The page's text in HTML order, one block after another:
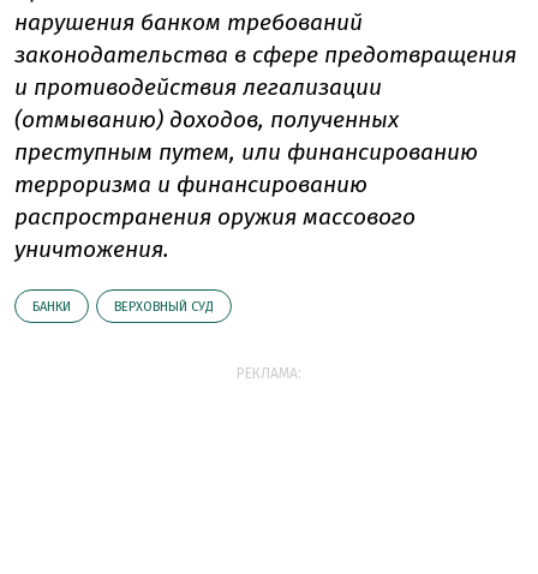
нарушения банком требований
законодательства в сфере предотвращения
и противодействия легализации
(отмыванию) доходов, полученных
преступным путем, или финансированию
терроризма и финансированию
распространения оружия массового
уничтожения.
БАНКИ ВЕРХОВНЫЙ СУД
РЕКЛАМА: